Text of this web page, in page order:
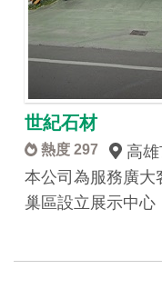
世紀石材
熱度 297
高雄
本公司為服務廣大
巢區設立展示中心